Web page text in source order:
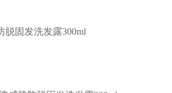
脱固发洗发露300ml